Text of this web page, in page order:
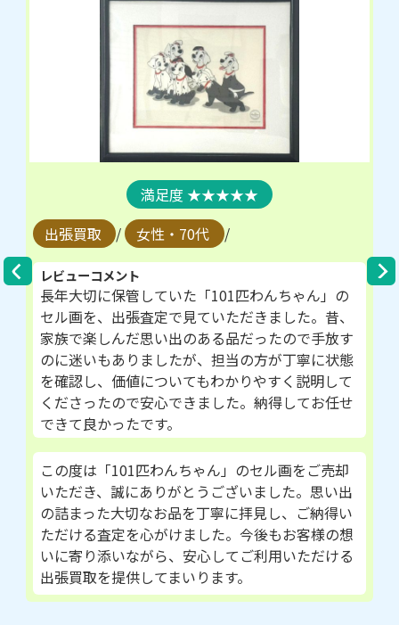
★★★★★
出張買取
/ 女性・70代 /
レビューコメント
長年大切に保管していた「101匹わんちゃん」の
セル画を、出張査定で見ていただきました。昔、
家族で楽しんだ思い出のある品だったので手放す
のに迷いもありましたが、担当の方が丁寧に状態
を確認し、価値についてもわかりやすく説明して
くださったので安心できました。納得してお任せ
できて良かったです。
この度は「101匹わんちゃん」のセル画をご売却
いただき、誠にありがとうございました。思い出
の詰まった大切なお品を丁寧に拝見し、ご納得い
ただける査定を心がけました。今後もお客様の想
いに寄り添いながら、安心してご利用いただける
出張買取を提供してまいります。